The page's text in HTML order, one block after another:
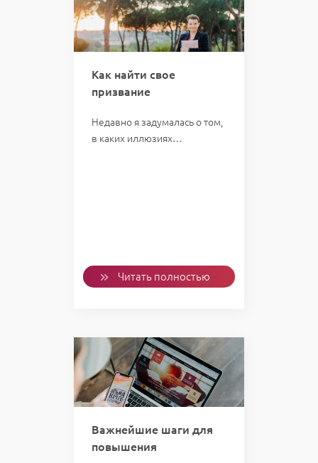
Как найти свое
призвание
Недавно я задумалась о том,
в каких иллюзиях…
Читать полностью
Важнейшие шаги для
повышения